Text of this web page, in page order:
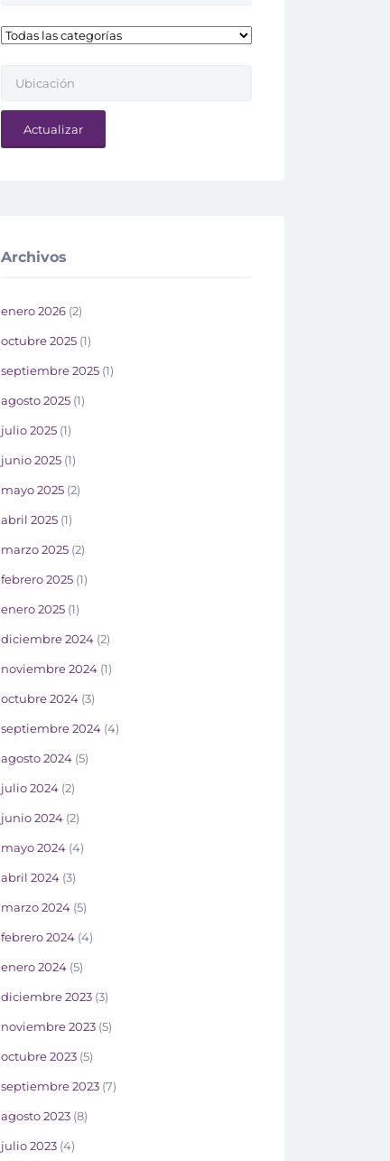
Actualizar
Archivos
enero 2026 (2)
octubre 2025 (1)
septiembre 2025 (1)
agosto 2025 (1)
julio 2025 (1)
junio 2025 (1)
mayo 2025 (2)
abril 2025 (1)
marzo 2025 (2)
febrero 2025 (1)
enero 2025 (1)
diciembre 2024 (2)
noviembre 2024 (1)
octubre 2024 (3)
septiembre 2024 (4)
agosto 2024 (5)
julio 2024 (2)
junio 2024 (2)
mayo 2024 (4)
abril 2024 (3)
marzo 2024 (5)
febrero 2024 (4)
enero 2024 (5)
diciembre 2023 (3)
noviembre 2023 (5)
octubre 2023 (5)
septiembre 2023 (7)
agosto 2023 (8)
julio 2023 (4)